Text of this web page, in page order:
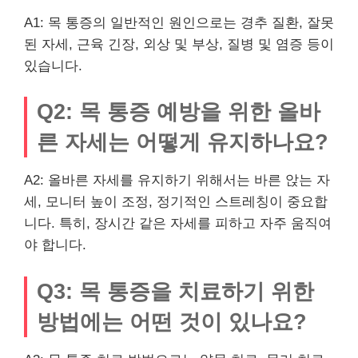
A1: 목 통증의 일반적인 원인으로는 경추 질환, 잘못
된 자세, 근육 긴장, 외상 및 부상, 질병 및 염증 등이
있습니다.
Q2: 목 통증 예방을 위한 올바
른 자세는 어떻게 유지하나요?
A2: 올바른 자세를 유지하기 위해서는 바른 앉는 자
세, 모니터 높이 조정, 정기적인 스트레칭이 중요합
니다. 특히, 장시간 같은 자세를 피하고 자주 움직여
야 합니다.
Q3: 목 통증을 치료하기 위한
방법에는 어떤 것이 있나요?